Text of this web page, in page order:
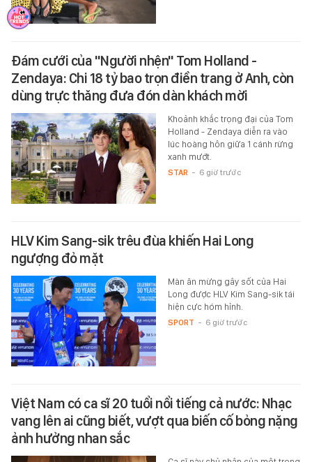
Đám cưới của "Người nhện" Tom Holland -
Zendaya: Chi 18 tỷ bao trọn điền trang ở Anh, còn
dùng trực thăng đưa đón dàn khách mời
Khoảnh khắc trọng đại của Tom
Holland - Zendaya diễn ra vào
lúc hoàng hôn giữa 1 cánh rừng
xanh mướt.
STAR - 6 giờ trước
HLV Kim Sang-sik trêu đùa khiến Hai Long
ngượng đỏ mặt
Màn ăn mừng gây sốt của Hai
Long được HLV Kim Sang-sik tái
hiện cực hóm hỉnh.
SPORT - 6 giờ trước
Việt Nam có ca sĩ 20 tuổi nổi tiếng cả nước: Nhạc
vang lên ai cũng biết, vượt qua biến cố bỏng nặng
ảnh hưởng nhan sắc